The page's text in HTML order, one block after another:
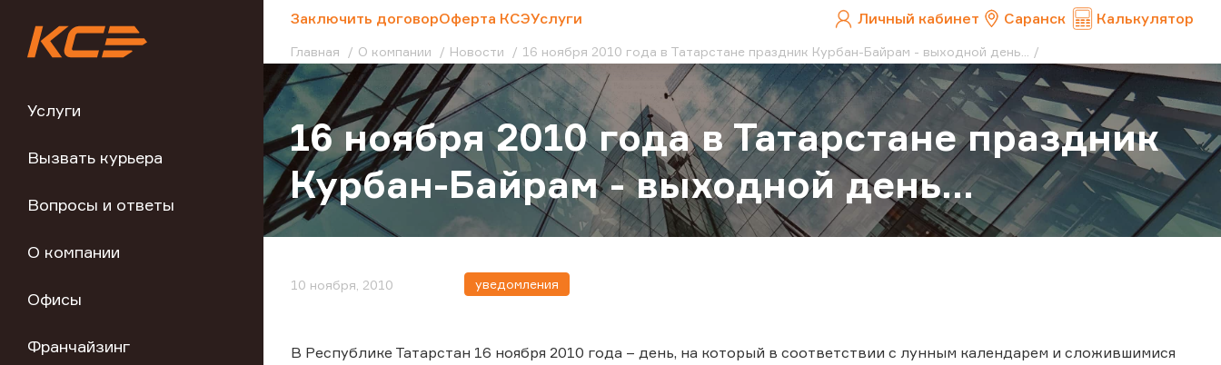
Услуги
Вызвать курьера
Вопросы и ответы
О компании
Офисы
Франчайзинг
Заключить договорОферта КСЭУслуги Личный кабинет Саранск Калькулятор
Главная О компании Новости 16 ноября 2010 года в Татарстане праздник Курбан-Байрам - выходной день...
16 ноября 2010 года в Татарстане праздник
Курбан-Байрам - выходной день...
10 ноября, 2010 уведомления
В Республике Татарстан 16 ноября 2010 года – день, на который в соответствии с лунным календарем и сложившимися